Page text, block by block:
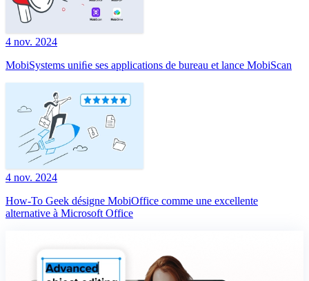
4 nov. 2024
MobiSystems uniﬁe ses applications de bureau et lance MobiScan
4 nov. 2024
How-To Geek désigne MobiOffice comme une excellente
alternative à Microsoft Office